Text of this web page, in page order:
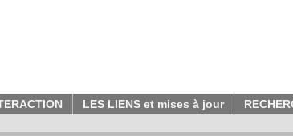
LES LIENS et mises à jour